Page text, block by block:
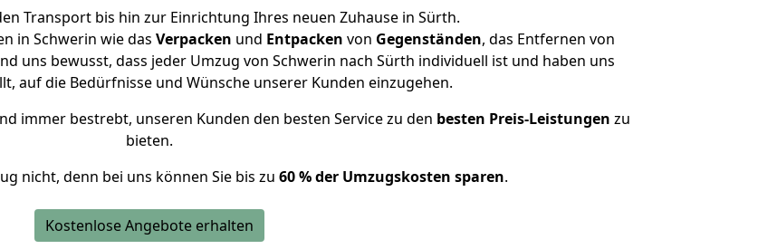
Transport bis hin zur Einrichtung Ihres neuen Zuhause in Sürth.
in Schwerin wie das Verpacken und Entpacken von Gegenständen, das Entfernen von
uns bewusst, dass jeder Umzug von Schwerin nach Sürth individuell ist und haben uns
auf die Bedürfnisse und Wünsche unserer Kunden einzugehen.
immer bestrebt, unseren Kunden den besten Service zu den besten Preis-Leistungen zu
bieten.
nicht, denn bei uns können Sie bis zu 60 % der Umzugskosten sparen.
Kostenlose Angebote erhalten